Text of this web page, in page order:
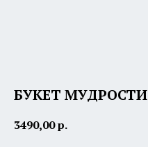
БУКЕТ МУДРОСТИ
3490,00р.